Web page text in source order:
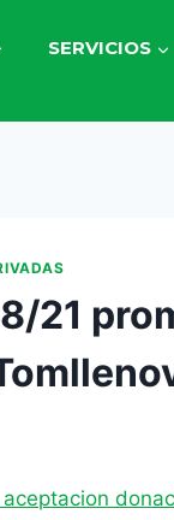
SERVICIOS
21